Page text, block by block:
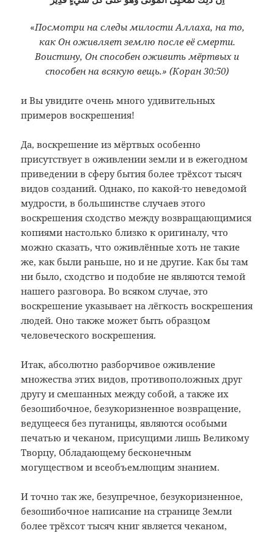
«Посмотри на следы милости Аллаха, на то,
как Он оживляет землю после её смерти.
Воистину, Он способен оживить мёртвых и
способен на всякую вещь.» (Коран 30:50)
и Вы увидите очень много удивительных
примеров воскрешения!
Да, воскрешение из мёртвых особенно
присутствует в оживлении земли и в ежегодном
приведении в сферу бытия более трёхсот тысяч
видов созданий. Однако, по какой-то неведомой
мудрости, в большинстве случаев этого
воскрешения сходство между возвращающимися
копиями настолько близко к оригиналу, что
можно сказать, что оживлённые хоть не такие
же, как были раньше, но и не другие. Как бы там
ни было, сходство и подобие не являются темой
нашего разговора. Во всяком случае, это
воскрешение указывает на лёгкость воскрешения
людей. Оно также может быть образцом
человеческого воскрешения.
Итак, абсолютно разборчивое оживление
множества этих видов, противоположных друг
другу и смешанных между собой, а также их
безошибочное, безукоризненное возвращение,
ведущееся без путаницы, являются особыми
печатью и чеканом, присущими лишь Великому
Творцу, Обладающему бесконечным
могуществом и всеобъемлющим знанием.
И точно так же, безупречное, безукоризненное,
безошибочное написание на странице Земли
более трёхсот тысяч книг является чеканом,